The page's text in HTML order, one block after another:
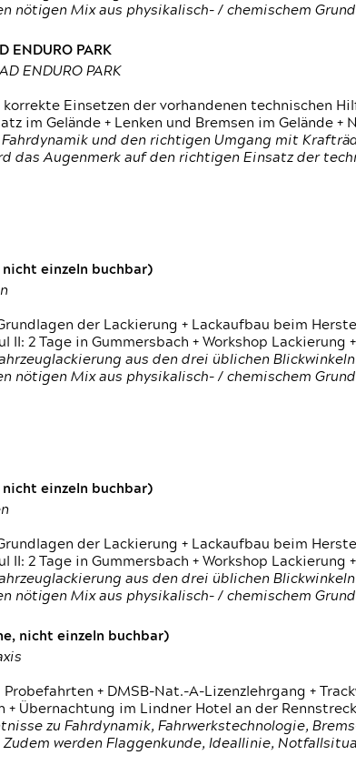
nötigen Mix aus physikalisch- / chemischem
PARK
ENDURO PARK
Einsetzen der vorhandenen technischen
im Gelände + Lenken und Bremsen im Gelände +
und den richtigen Umgang mit
das Augenmerk auf den richtigen Einsatz der
einzeln buchbar)
der Lackierung + Lackaufbau beim
2 Tage in Gummersbach + Workshop Lackierung
aus den drei üblichen
nötigen Mix aus physikalisch- / chemischem
einzeln buchbar)
der Lackierung + Lackaufbau beim
2 Tage in Gummersbach + Workshop Lackierung
aus den drei üblichen
nötigen Mix aus physikalisch- / chemischem
nicht einzeln buchbar)
+ DMSB-Nat.-A-Lizenzlehrgang +
Übernachtung im Lindner Hotel an der
zu Fahrdynamik, Fahrwerkstechnologie,
werden Flaggenkunde, Ideallinie,